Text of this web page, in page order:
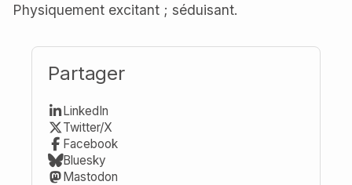
Physiquement excitant ; séduisant.
Partager
LinkedIn
Twitter/X
Facebook
Bluesky
Mastodon